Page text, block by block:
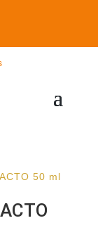
50 ml